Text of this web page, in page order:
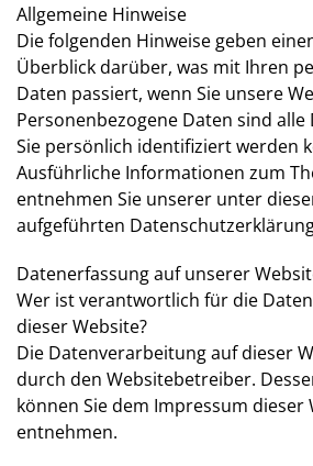
Allgemeine Hinweise
Die folgenden Hinweise geben
Überblick darüber, was mit Ihren
Daten passiert, wenn Sie unsere
Personenbezogene Daten sind
Sie persönlich identifiziert werden
Ausführliche Informationen zum
entnehmen Sie unserer unter
aufgeführten
Datenerfassung auf unserer
Wer ist verantwortlich für die
dieser Website?
Die Datenverarbeitung auf dieser
durch den Websitebetreiber.
können Sie dem Impressum dieser
entnehmen.